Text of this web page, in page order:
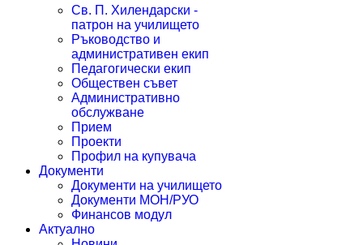
Св. П. Хилендарски -
патрон на училището
Ръководство и
административен екип
Педагогически екип
Обществен съвет
Административно
обслужване
Прием
Проекти
Профил на купувача
Документи
Документи на училището
Документи МОН/РУО
Финансов модул
Актуално